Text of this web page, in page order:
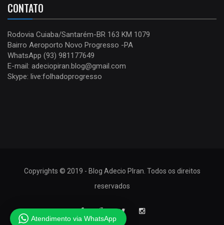
CONTATO
Rodovia Cuiaba/Santarém-BR 163 KM 1079
Bairro Aeroporto Novo Progresso -PA
WhatsApp (93) 981177649
E-mail: adeciopiran.blog@gmail.com
Skype: live:folhadoprogresso
Copyrights © 2019 - Blog Adecio PIran. Todos os direitos
reservados
Atendimento via WhatsApp